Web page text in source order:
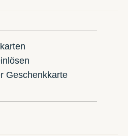
Geschenkkarte